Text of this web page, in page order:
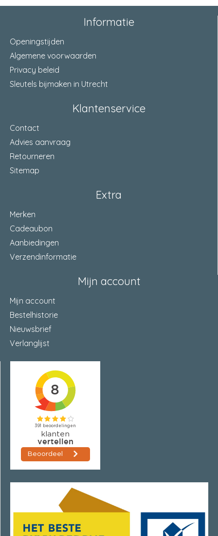
Informatie
Openingstijden
Algemene voorwaarden
Privacy beleid
Sleutels bijmaken in Utrecht
Klantenservice
Contact
Advies aanvraag
Retourneren
Sitemap
Extra
Merken
Cadeaubon
Aanbiedingen
Verzendinformatie
Mijn account
Mijn account
Bestelhistorie
Nieuwsbrief
Verlanglijst